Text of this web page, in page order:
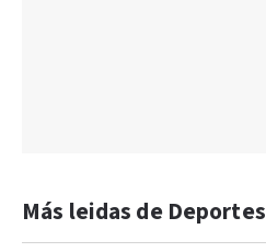
Más leidas de Deportes